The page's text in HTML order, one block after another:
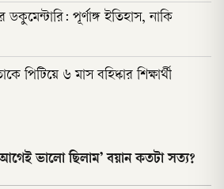
পূর্ণাঙ্গ ইতিহাস, নাকি
পিটিয়ে ৬ মাস বহিষ্কার শিক্ষার্থী
ভালো ছিলাম’ বয়ান কতটা সত্য?